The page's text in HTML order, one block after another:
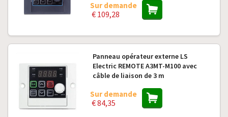
Sur demande
€ 109,28
Panneau opérateur externe LS
Electric REMOTE A3MT-M100 avec
câble de liaison de 3 m
Sur demande
€ 84,35